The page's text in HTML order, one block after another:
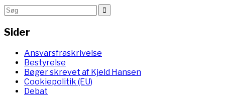
Sider
Ansvarsfraskrivelse
Bestyrelse
Bøger skrevet af Kjeld Hansen
Cookiepolitik (EU)
Debat